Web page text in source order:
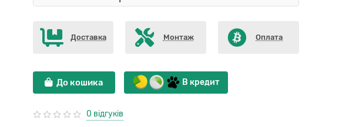
Доставка Монтаж Оплата
До кошика В кредит
0 відгуків